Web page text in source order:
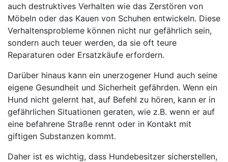
auch destruktives Verhalten wie das Zerstören von
Möbeln oder das Kauen von Schuhen entwickeln. Diese
Verhaltensprobleme können nicht nur gefährlich sein,
sondern auch teuer werden, da sie oft teure
Reparaturen oder Ersatzkäufe erfordern.
Darüber hinaus kann ein unerzogener Hund auch seine
eigene Gesundheit und Sicherheit gefährden. Wenn ein
Hund nicht gelernt hat, auf Befehl zu hören, kann er in
gefährlichen Situationen geraten, wie z.B. wenn er auf
eine befahrene Straße rennt oder in Kontakt mit
giftigen Substanzen kommt.
Daher ist es wichtig, dass Hundebesitzer sicherstellen,